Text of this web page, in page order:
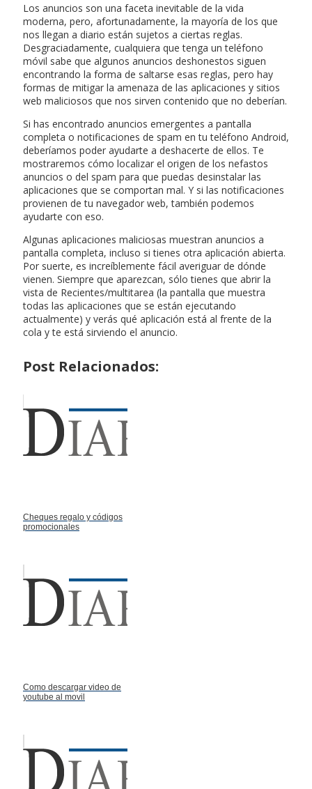
Los anuncios son una faceta inevitable de la vida
moderna, pero, afortunadamente, la mayoría de los que
nos llegan a diario están sujetos a ciertas reglas.
Desgraciadamente, cualquiera que tenga un teléfono
móvil sabe que algunos anuncios deshonestos siguen
encontrando la forma de saltarse esas reglas, pero hay
formas de mitigar la amenaza de las aplicaciones y sitios
web maliciosos que nos sirven contenido que no deberían.
Si has encontrado anuncios emergentes a pantalla
completa o notificaciones de spam en tu teléfono Android,
deberíamos poder ayudarte a deshacerte de ellos. Te
mostraremos cómo localizar el origen de los nefastos
anuncios o del spam para que puedas desinstalar las
aplicaciones que se comportan mal. Y si las notificaciones
provienen de tu navegador web, también podemos
ayudarte con eso.
Algunas aplicaciones maliciosas muestran anuncios a
pantalla completa, incluso si tienes otra aplicación abierta.
Por suerte, es increíblemente fácil averiguar de dónde
vienen. Siempre que aparezcan, sólo tienes que abrir la
vista de Recientes/multitarea (la pantalla que muestra
todas las aplicaciones que se están ejecutando
actualmente) y verás qué aplicación está al frente de la
cola y te está sirviendo el anuncio.
Post Relacionados:
Cheques regalo y códigos
promocionales
Como descargar video de
youtube al movil